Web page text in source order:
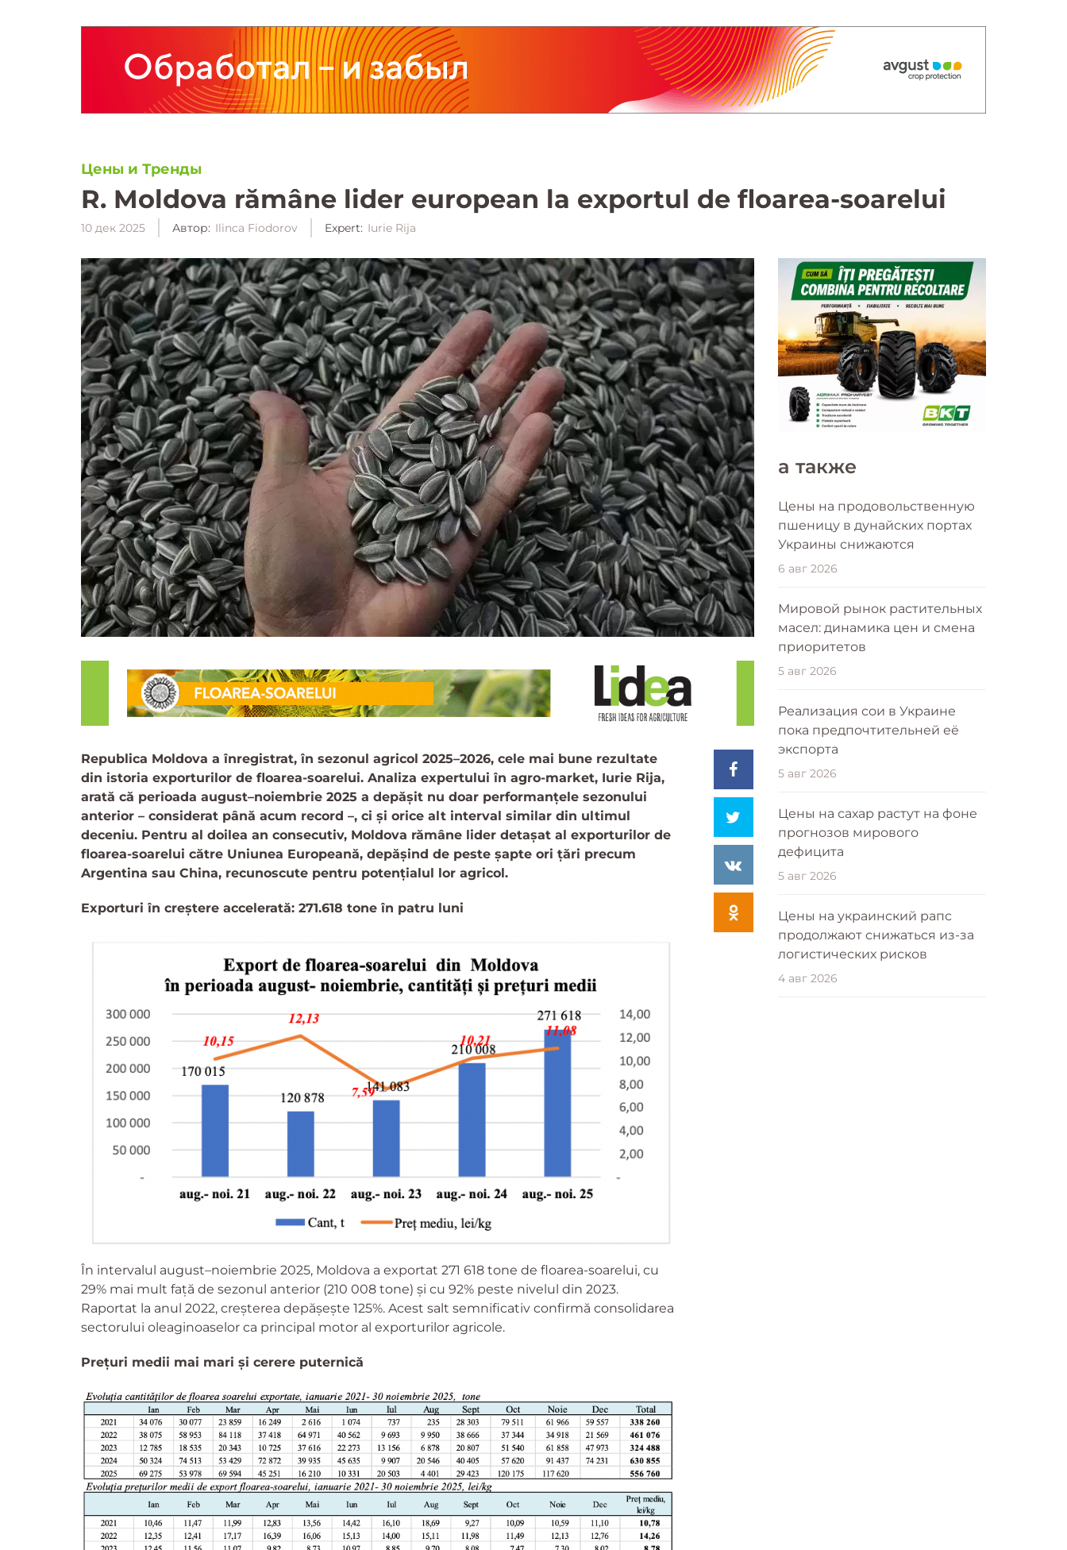
Цены и Тренды
R. Moldova rămâne lider european la exportul de floarea-soarelui
10 дек 2025 Автор: Ilinca Fiodorov Expert: Iurie Rija
Republica Moldova a înregistrat, în sezonul agricol 2025–2026, cele mai bune rezultate
din istoria exporturilor de floarea-soarelui. Analiza expertului în agro-market, Iurie Rija,
arată că perioada august–noiembrie 2025 a depășit nu doar performanțele sezonului
anterior – considerat până acum record –, ci și orice alt interval similar din ultimul
deceniu. Pentru al doilea an consecutiv, Moldova rămâne lider detașat al exporturilor de
floarea-soarelui către Uniunea Europeană, depășind de peste șapte ori țări precum
Argentina sau China, recunoscute pentru potențialul lor agricol.
Exporturi în creștere accelerată: 271.618 tone în patru luni
În intervalul august–noiembrie 2025, Moldova a exportat 271 618 tone de floarea-soarelui, cu
29% mai mult față de sezonul anterior (210 008 tone) și cu 92% peste nivelul din 2023.
Raportat la anul 2022, creșterea depășește 125%. Acest salt semnificativ confirmă consolidarea
sectorului oleaginoaselor ca principal motor al exporturilor agricole.
Prețuri medii mai mari și cerere puternică
a также
Цены на продовольственную
пшеницу в дунайских портах
Украины снижаются
6 авг 2026
Мировой рынок растительных
масел: динамика цен и смена
приоритетов
5 авг 2026
Реализация сои в Украине
пока предпочтительней её
экспорта
5 авг 2026
Цены на сахар растут на фоне
прогнозов мирового
дефицита
5 авг 2026
Цены на украинский рапс
продолжают снижаться из-за
логистических рисков
4 авг 2026